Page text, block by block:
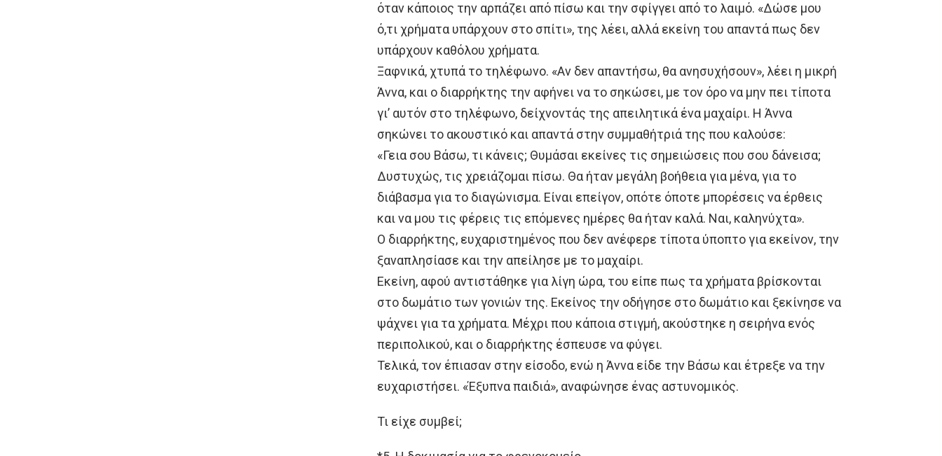
όταν κάποιος την αρπάζει από πίσω και την σφίγγει από το λαιμό. «Δώσε μου
ό,τι χρήματα υπάρχουν στο σπίτι», της λέει, αλλά εκείνη του απαντά πως δεν
υπάρχουν καθόλου χρήματα.
Ξαφνικά, χτυπά το τηλέφωνο. «Αν δεν απαντήσω, θα ανησυχήσουν», λέει η μικρή
Άννα, και ο διαρρήκτης την αφήνει να το σηκώσει, με τον όρο να μην πει τίποτα
γι’ αυτόν στο τηλέφωνο, δείχνοντάς της απειλητικά ένα μαχαίρι. Η Άννα
σηκώνει το ακουστικό και απαντά στην συμμαθήτριά της που καλούσε:
«Γεια σου Βάσω, τι κάνεις; Θυμάσαι εκείνες τις σημειώσεις που σου δάνεισα;
Δυστυχώς, τις χρειάζομαι πίσω. Θα ήταν μεγάλη βοήθεια για μένα, για το
διάβασμα για το διαγώνισμα. Είναι επείγον, οπότε όποτε μπορέσεις να έρθεις
και να μου τις φέρεις τις επόμενες ημέρες θα ήταν καλά. Ναι, καληνύχτα».
Ο διαρρήκτης, ευχαριστημένος που δεν ανέφερε τίποτα ύποπτο για εκείνον, την
ξαναπλησίασε και την απείλησε με το μαχαίρι.
Εκείνη, αφού αντιστάθηκε για λίγη ώρα, του είπε πως τα χρήματα βρίσκονται
στο δωμάτιο των γονιών της. Εκείνος την οδήγησε στο δωμάτιο και ξεκίνησε να
ψάχνει για τα χρήματα. Μέχρι που κάποια στιγμή, ακούστηκε η σειρήνα ενός
περιπολικού, και ο διαρρήκτης έσπευσε να φύγει.
Τελικά, τον έπιασαν στην είσοδο, ενώ η Άννα είδε την Βάσω και έτρεξε να την
ευχαριστήσει. «Έξυπνα παιδιά», αναφώνησε ένας αστυνομικός.
Τι είχε συμβεί;